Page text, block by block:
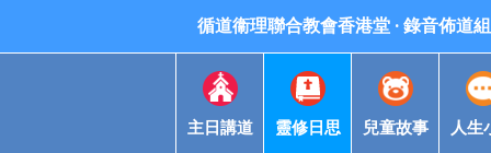
循道衞理聯合教會香港堂 · 錄音佈
主日講道 靈修日思 兒童故事 人生